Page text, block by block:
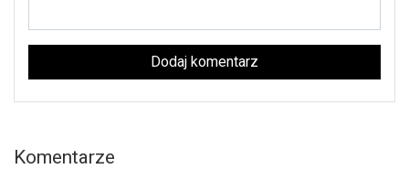
Dodaj komentarz
Komentarze